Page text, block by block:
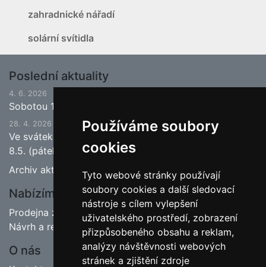
Používáme soubory
cookies
Tyto webové stránky používají
soubory cookies a další sledovací
nástroje s cílem vylepšení
uživatelského prostředí, zobrazení
přizpůsobeného obsahu a reklam,
analýzy návštěvnosti webových
stránek a zjištění zdroje
zahradnické nářadí
solární svítidla
Poslední aktuality
4. 6. 2026
Sobotou 13.6.2026 bude ukončena jarní sezona.
28. 4. 2026
Ve svátek 1.5. (pátek) bude naše prodejna zavřena a
8.5. (pátek) bude otevřeno.
Archiv aktualit
Nabízíme
Prodejna zahradnictví
Návrh a realizace zahrad
O nás